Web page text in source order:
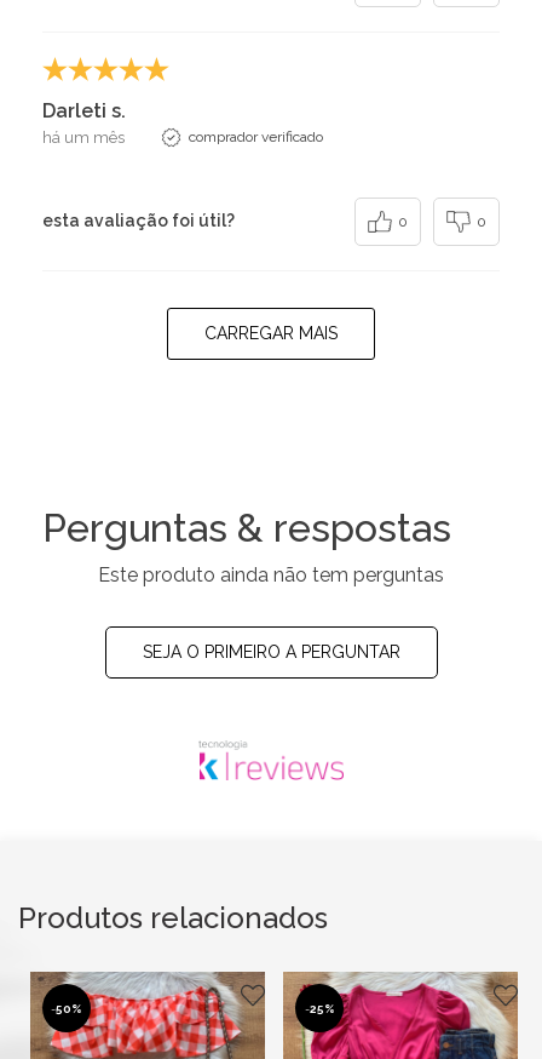
Darleti s.
há um mês comprador verificado
esta avaliação foi útil? 0 0
CARREGAR MAIS
Perguntas & respostas
Este produto ainda não tem perguntas
SEJA O PRIMEIRO A PERGUNTAR
Produtos relacionados
-50% -25%